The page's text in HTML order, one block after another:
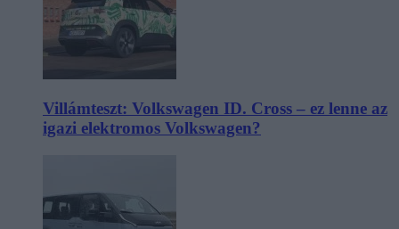
Villámteszt: Volkswagen ID. Cross – ez lenne az
igazi elektromos Volkswagen?